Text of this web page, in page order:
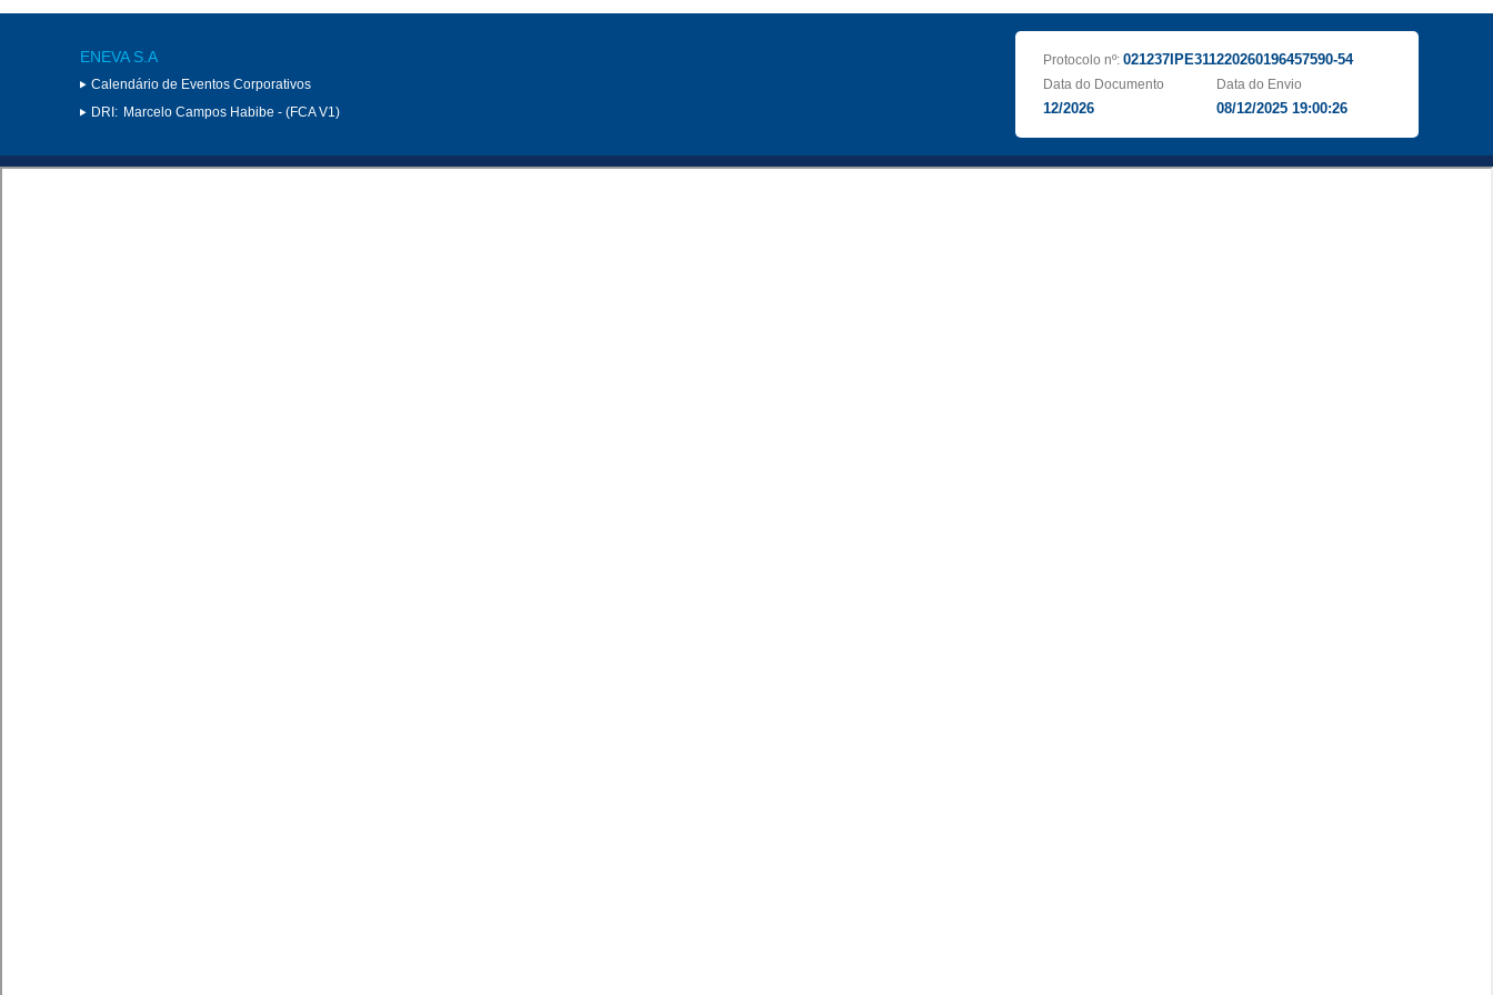
ENEVA S.A
Calendário de Eventos Corporativos
DRI: Marcelo Campos Habibe - (FCA V1)
Protocolo nº: 021237IPE311220260196457590-54
Data do Documento
12/2026
Data do Envio
08/12/2025 19:00:26